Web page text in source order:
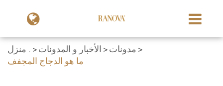
منزل . الأخبار و المدونات
مدونات
ما هو الدجاج المجفف